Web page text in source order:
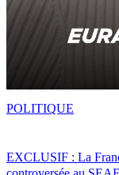
EXCLUSIF : La
POLITIQUE